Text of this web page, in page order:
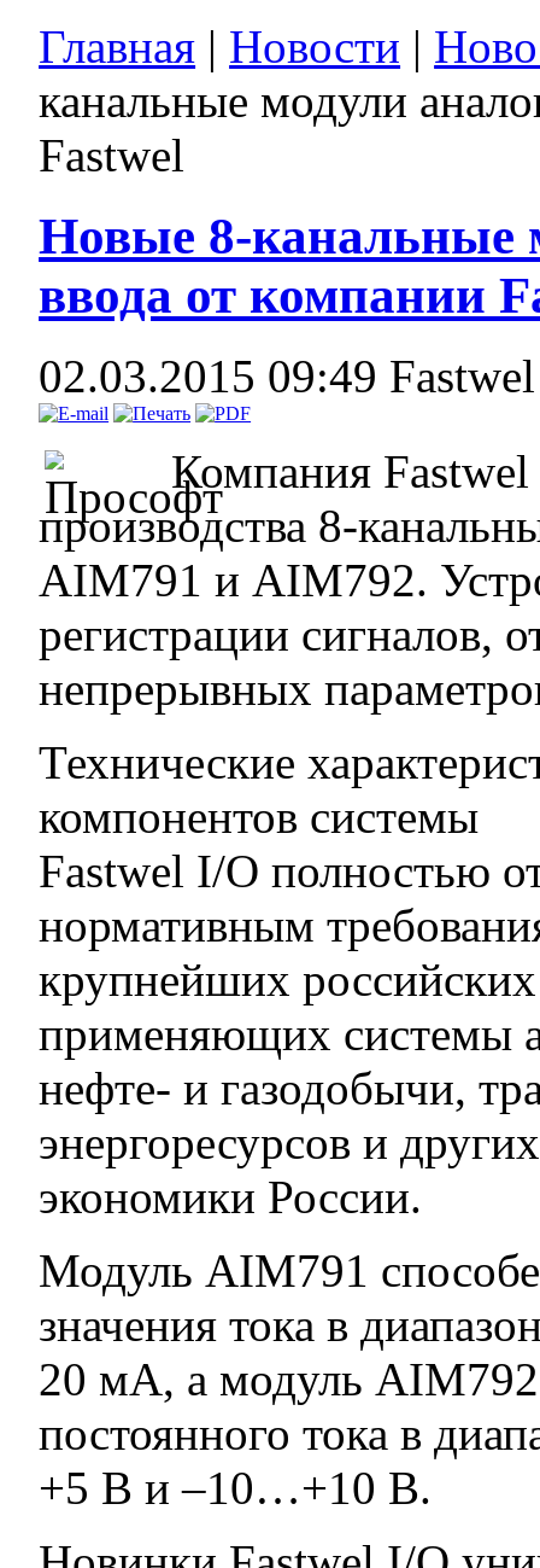
Главная | Новости |
канальные модули
Fastwel
Новые 8-канальные
ввода от компании
02.03.2015 09:49
Компания Fastwel
производства 8-
AIM791 и AIM792.
регистрации сигналов,
непрерывных
Технические
компонентов системы
Fastwel I/O полностью
нормативным
крупнейших
применяющих системы
нефте- и газодобычи,
энергоресурсов и
экономики России.
Модуль AIM791
значения тока в
20 мА, а модуль AIM792
постоянного тока в
+5 В и –10…+10 В.